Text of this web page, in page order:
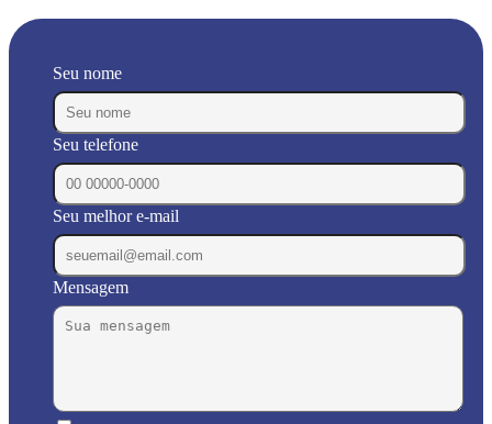
Seu nome
Seu telefone
Seu melhor e-mail
Mensagem